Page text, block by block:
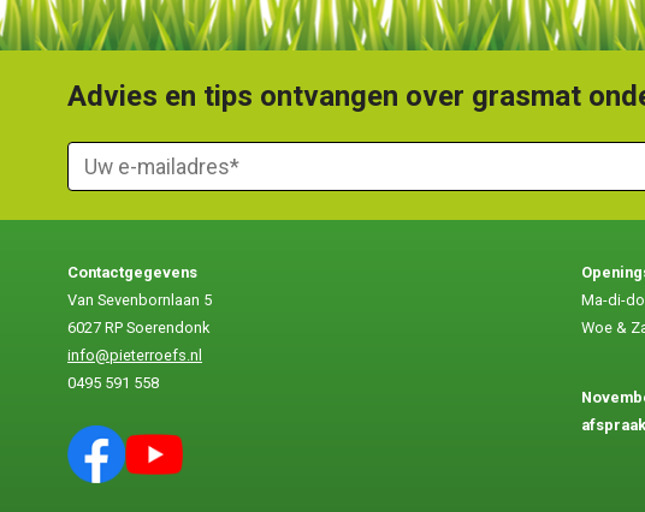
Advies en tips ontvangen over grasmat
Contactgegevens
Van Sevenbornlaan 5
6027 RP Soerendonk
info@pieterroefs.nl
0495 591 558
Ma-di-
Woe &